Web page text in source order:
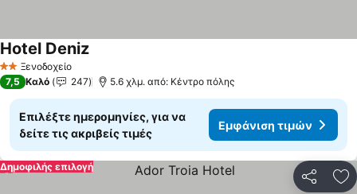
2 ΑστέριαΞενοδοχείο
Hotel Deniz
7,5 Καλό 247 5.6 χλμ. από: Κέντρο πόλης
Επιλέξτε ημερομηνίες, για να
δείτε τις ακριβείς τιμές
Εμφάνιση τιμών
Δημοφιλής επιλογή